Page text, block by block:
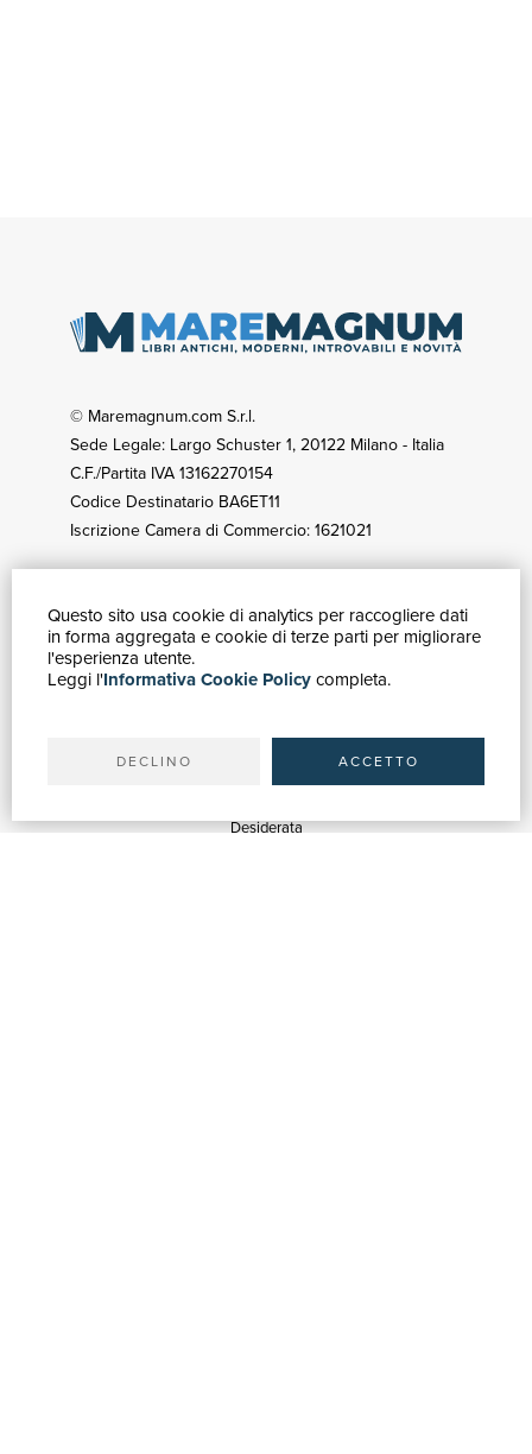
Questo sito usa cookie di analytics per raccogliere dati
in forma aggregata e cookie di terze parti per migliorare
l'esperienza utente.
Leggi l'Informativa Cookie Policycompleta.
DECLINO ACCETTO
© Maremagnum.com S.r.l.
Sede Legale: Largo Schuster 1, 20122 Milano - Italia
C.F./Partita IVA 13162270154
Codice Destinatario BA6ET11
Iscrizione Camera di Commercio: 1621021
GUIDA ACQUISTI
Ricerca avanzata
Spedizioni
Desiderata